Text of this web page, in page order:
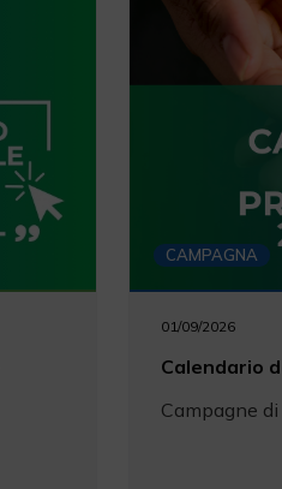
CAMPAGNA
01/09/2026
Calendario
Campagne